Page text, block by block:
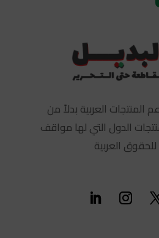
العربية بدلاً من
الدول التي لها مواقف
العربية